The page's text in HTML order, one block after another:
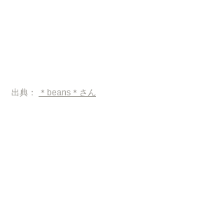
出典： ＊beans＊さん